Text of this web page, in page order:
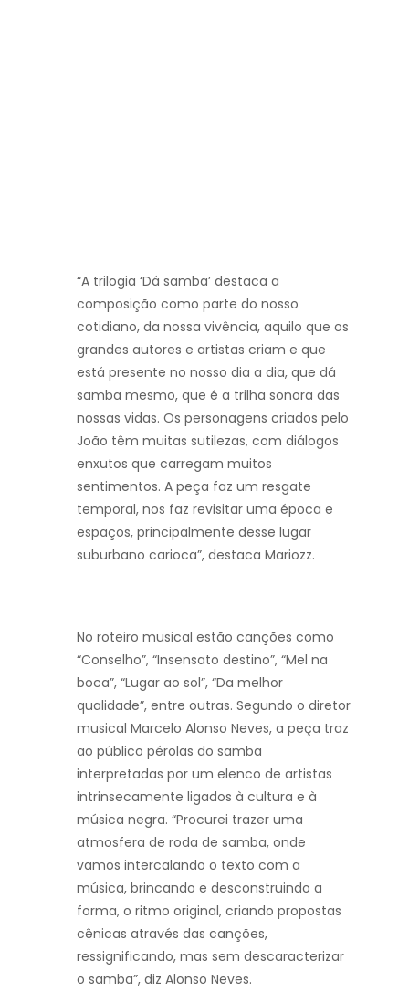
“A trilogia ‘Dá samba’ destaca a
composição como parte do nosso
cotidiano, da nossa vivência, aquilo que os
grandes autores e artistas criam e que
está presente no nosso dia a dia, que dá
samba mesmo, que é a trilha sonora das
nossas vidas. Os personagens criados pelo
João têm muitas sutilezas, com diálogos
enxutos que carregam muitos
sentimentos. A peça faz um resgate
temporal, nos faz revisitar uma época e
espaços, principalmente desse lugar
suburbano carioca”, destaca Mariozz.
No roteiro musical estão canções como
“Conselho”, “Insensato destino”, “Mel na
boca”, “Lugar ao sol”, “Da melhor
qualidade”, entre outras. Segundo o diretor
musical Marcelo Alonso Neves, a peça traz
ao público pérolas do samba
interpretadas por um elenco de artistas
intrinsecamente ligados à cultura e à
música negra. “Procurei trazer uma
atmosfera de roda de samba, onde
vamos intercalando o texto com a
música, brincando e desconstruindo a
forma, o ritmo original, criando propostas
cênicas através das canções,
ressignificando, mas sem descaracterizar
o samba”, diz Alonso Neves.